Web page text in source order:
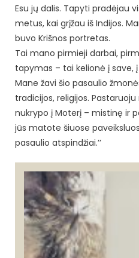
Esu jų dalis. Tapyti pradėjau
metus, kai grįžau iš Indijos.
buvo Krišnos portretas.
Tai mano pirmieji darbai,
tapymas – tai kelionė į save,
Mane žavi šio pasaulio
tradicijos, religijos.
nukrypo į Moterį – mistinę ir
jūs matote šiuose
pasaulio atspindžiai.’’